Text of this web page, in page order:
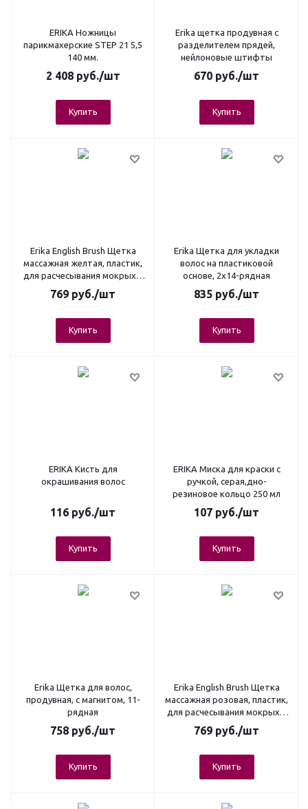
ERIKA Ножницы
парикмахерские STEP 21 5,5
140 мм.
2 408руб./шт
Купить
Erika щетка продувная с
разделителем прядей,
нейлоновые штифты
670 руб./шт
Купить
Erika English Brush Щетка
массажная желтая, пластик,
для расчесывания мокрых и
запутанных волос
769 руб./шт
Купить
Erika Щетка для укладки
волос на пластиковой
основе, 2х14-рядная
835 руб./шт
Купить
ERIKA Кисть для
окрашивания волос
116 руб./шт
Купить
ERIKA Миска для краски с
ручкой, серая,дно-
резиновое кольцо 250 мл
107 руб./шт
Купить
Erika Щетка для волос,
продувная, с магнитом, 11-
рядная
758 руб./шт
Купить
Erika English Brush Щетка
массажная розовая, пластик,
для расчесывания мокрых и
запутанных волос
769 руб./шт
Купить